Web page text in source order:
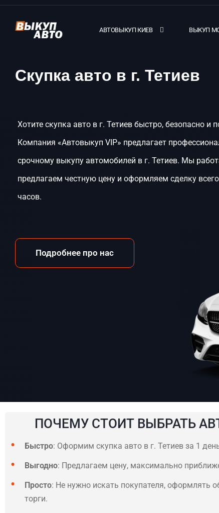
АВТОВЫКУП КИЕВ ВЫКУП
Скупка авто в г. Тетиев
Хотите скупка авто в г. Тетиев быстро, безопасно и
Компания «Автовыкуп VIP» предлагает
срочному выкупу автомобилей в г. Тетиев. Мы
предлагаем честную цену и оформляем сделку
часов.
Подробнее про нас
ПОЧЕМУ СТОИТ ВЫБРАТЬ
Быстро: Оформим скупка авто в г. Тетиев за 1
Выгодно: Предлагаем цену, максимально
Просто: Не нужно искать покупателя, оформлять
торги.